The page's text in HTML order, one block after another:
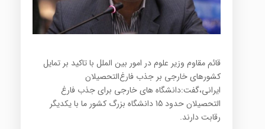
قائم مقاوم وزیر علوم در امور بین الملل با تاکید بر تمایل
کشورهای خارجی بر جذب فارغ‌التحصیلان
ایرانی،گفت:دانشگاه های خارجی برای جذب فارغ
التحصیلان حدود 15 دانشگاه بزرگ کشور ما با یکدیگر
رقابت دارند.